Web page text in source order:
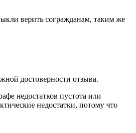
верить согражданам, таким же
достоверности отзыва.
недостатков пустота или
недостатки, потому что